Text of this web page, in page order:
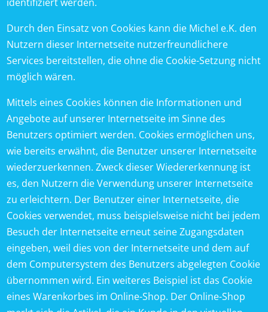
Durch den Einsatz von Cookies kann die Michel e.K. den
Nutzern dieser Internetseite nutzerfreundlichere
Services bereitstellen, die ohne die Cookie-Setzung nicht
möglich wären.
Mittels eines Cookies können die Informationen und
Angebote auf unserer Internetseite im Sinne des
Benutzers optimiert werden. Cookies ermöglichen uns,
wie bereits erwähnt, die Benutzer unserer Internetseite
wiederzuerkennen. Zweck dieser Wiedererkennung ist
es, den Nutzern die Verwendung unserer Internetseite
zu erleichtern. Der Benutzer einer Internetseite, die
Cookies verwendet, muss beispielsweise nicht bei jedem
Besuch der Internetseite erneut seine Zugangsdaten
eingeben, weil dies von der Internetseite und dem auf
dem Computersystem des Benutzers abgelegten Cookie
übernommen wird. Ein weiteres Beispiel ist das Cookie
eines Warenkorbes im Online-Shop. Der Online-Shop